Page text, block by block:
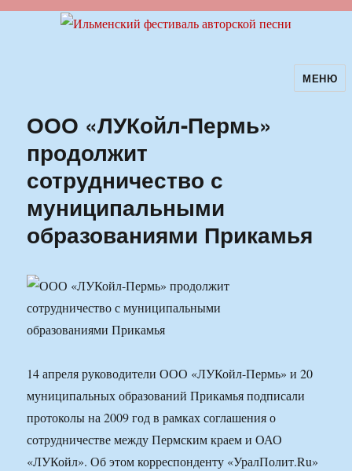
Ильменский фестиваль авторскойМЕНЮ
ООО «ЛУКойл-Пермь»
продолжит
сотрудничество с
муниципальными
образованиями Прикамья
14 апреля руководители ООО «ЛУКойл-Пермь» и 20
муниципальных образований Прикамья подписали
протоколы на 2009 год в рамках соглашения о
сотрудничестве между Пермским краем и ОАО
«ЛУКойл». Об этом корреспонденту «УралПолит.Ru»